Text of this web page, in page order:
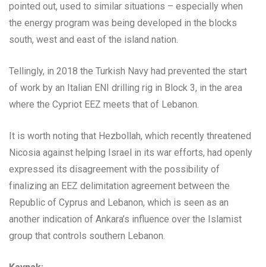
pointed out, used to similar situations – especially when
the energy program was being developed in the blocks
south, west and east of the island nation.
Tellingly, in 2018 the Turkish Navy had prevented the start
of work by an Italian ENI drilling rig in Block 3, in the area
where the Cypriot EEZ meets that of Lebanon.
It is worth noting that Hezbollah, which recently threatened
Nicosia against helping Israel in its war efforts, had openly
expressed its disagreement with the possibility of
finalizing an EEZ delimitation agreement between the
Republic of Cyprus and Lebanon, which is seen as an
another indication of Ankara’s influence over the Islamist
group that controls southern Lebanon.